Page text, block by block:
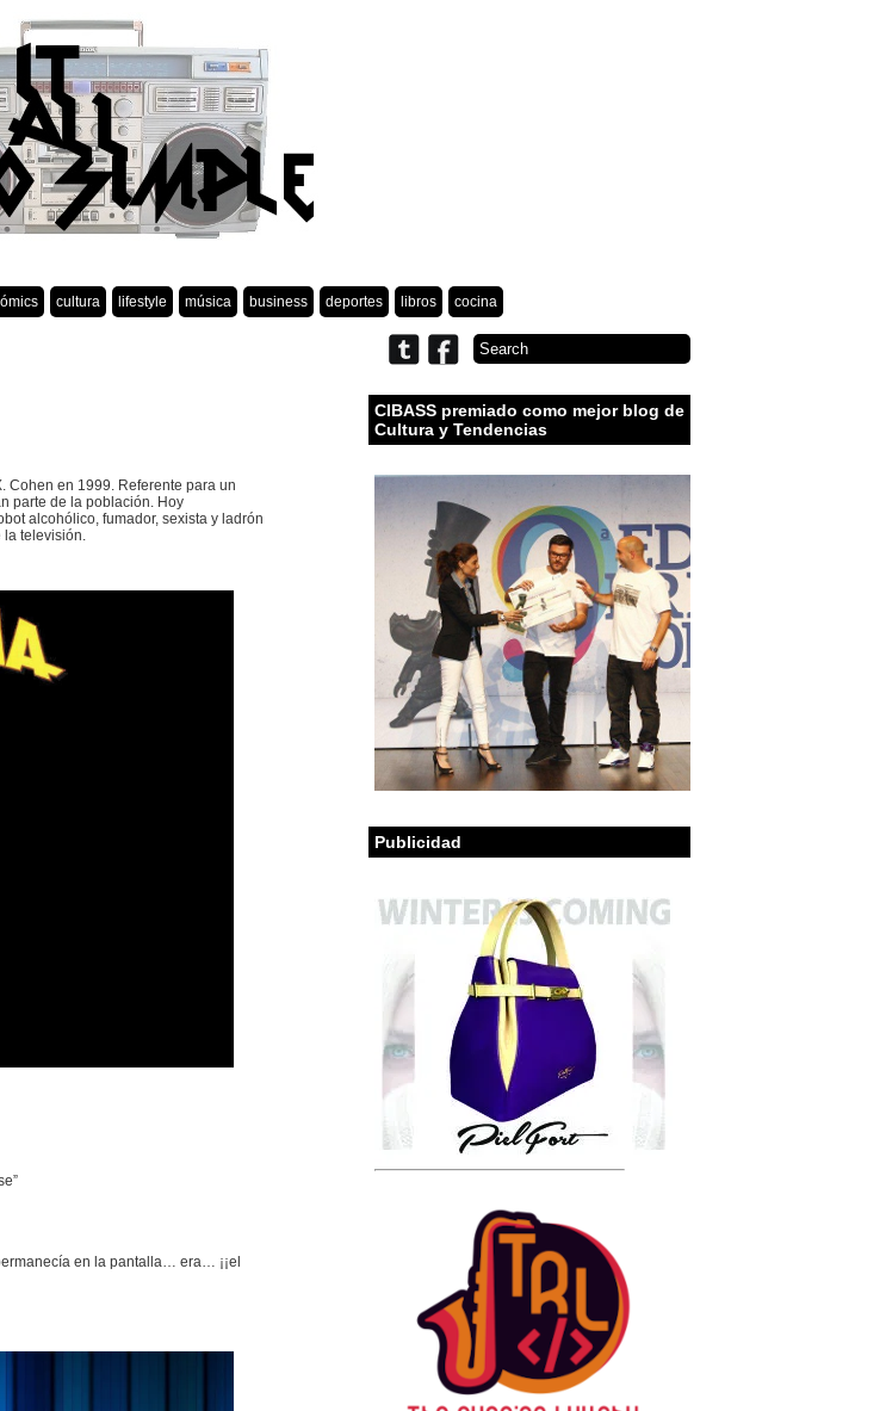
cultura lifestyle música business deportes libros cocina
Cohen en 1999. Referente para un
parte de la población. Hoy
alcohólico, fumador, sexista y ladrón
la televisión.
en la pantalla… era… ¡¡el
CIBASS premiado como mejor blog de
Cultura y Tendencias
Publicidad